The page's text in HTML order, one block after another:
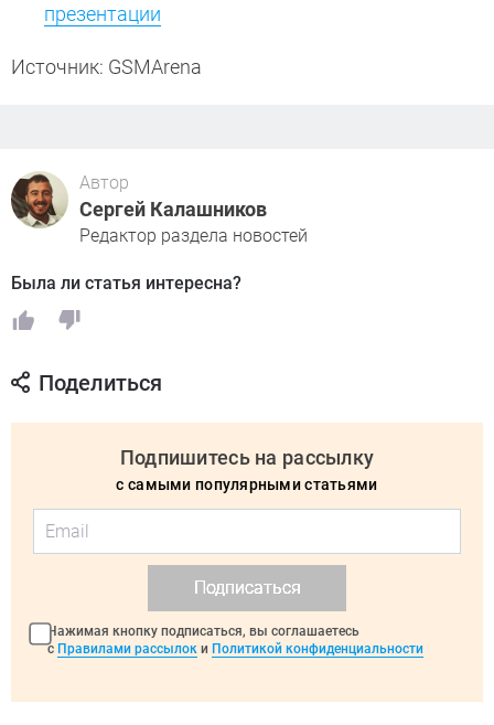
презентации
Источник: GSMArena
Автор
Сергей Калашников
Редактор раздела новостей
Была ли статья интересна?
Поделиться
Подпишитесь на рассылку
с самыми популярными статьями
Подписаться
Нажимая кнопку подписаться, вы соглашаетесь
с Правилами рассылок и Политикой конфиденциальности